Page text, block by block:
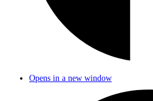
Opens in a new window